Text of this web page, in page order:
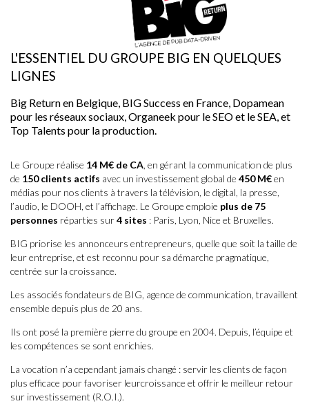
L'ESSENTIEL DU GROUPE BIG EN QUELQUES
LIGNES
Big Return en Belgique, BIG Success en France, Dopamean
pour les réseaux sociaux, Organeek pour le SEO et le SEA, et
Top Talents pour la production.
Le Groupe réalise 14 M€ de CA, en gérant la communication de plus
de 150 clients actifs avec un investissement global de 450 M€en
médias pour nos clients à travers la télévision, le digital, la presse,
l’audio, le DOOH, et l’affichage. Le Groupe emploie plus de 75
personnes réparties sur4 sites : Paris, Lyon, Nice et Bruxelles.
BIG priorise les annonceurs entrepreneurs, quelle que soit la taille de
leur entreprise, et est reconnu pour sa démarche pragmatique,
centrée sur la croissance.
Les associés fondateurs de BIG, agence de communication, travaillent
ensemble depuis plus de 20 ans.
Ils ont posé la première pierre du groupe en 2004. Depuis, l’équipe et
les compétences se sont enrichies.
La vocation n’a cependant jamais changé : servir les clients de façon
plus efficace pour favoriser leurcroissance et offrir le meilleur retour
sur investissement (R.O.I.).